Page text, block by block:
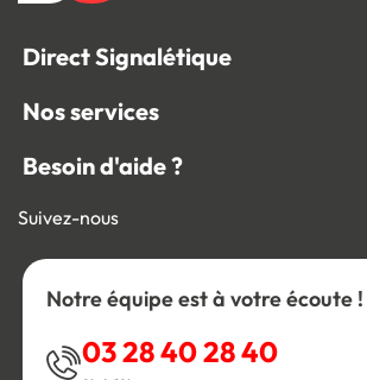
Direct Signalétique
Nos services
Besoin d'aide ?
Suivez-nous
Notre équipe est à votre écoute !
03 28 40 28 40